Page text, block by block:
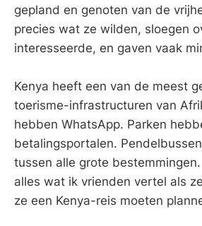
gepland en genoten van de
precies wat ze wilden, sloegen
interesseerde, en gaven vaak
Kenya heeft een van de meest
toerisme-infrastructuren van
hebben WhatsApp. Parken
betalingsportalen.
tussen alle grote
alles wat ik vrienden vertel als
ze een Kenya-reis moeten